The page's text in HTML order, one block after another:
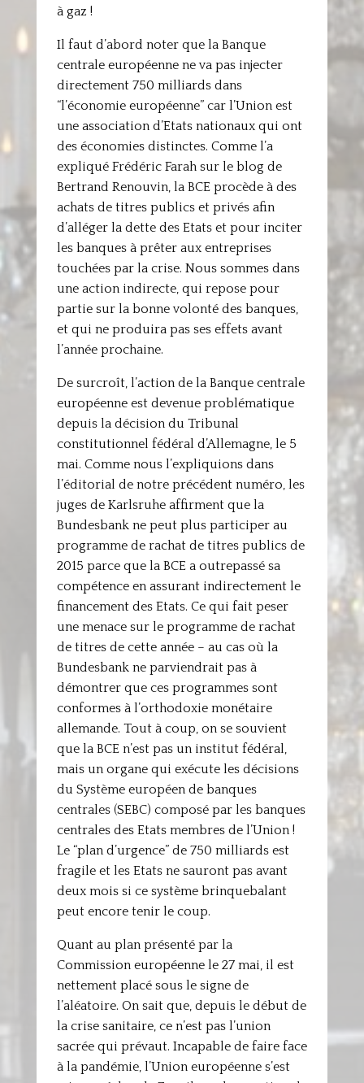
à gaz !
Il faut d’abord noter que la Banque
centrale européenne ne va pas injecter
directement 750 milliards dans
“l’économie européenne” car l’Union est
une association d’Etats nationaux qui ont
des économies distinctes. Comme l’a
expliqué Frédéric Farah sur le blog de
Bertrand Renouvin, la BCE procède à des
achats de titres publics et privés afin
d’alléger la dette des Etats et pour inciter
les banques à prêter aux entreprises
touchées par la crise. Nous sommes dans
une action indirecte, qui repose pour
partie sur la bonne volonté des banques,
et qui ne produira pas ses effets avant
l’année prochaine.
De surcroît, l’action de la Banque centrale
européenne est devenue problématique
depuis la décision du Tribunal
constitutionnel fédéral d’Allemagne, le 5
mai. Comme nous l’expliquions dans
l’éditorial de notre précédent numéro, les
juges de Karlsruhe affirment que la
Bundesbank ne peut plus participer au
programme de rachat de titres publics de
2015 parce que la BCE a outrepassé sa
compétence en assurant indirectement le
financement des Etats. Ce qui fait peser
une menace sur le programme de rachat
de titres de cette année – au cas où la
Bundesbank ne parviendrait pas à
démontrer que ces programmes sont
conformes à l’orthodoxie monétaire
allemande. Tout à coup, on se souvient
que la BCE n’est pas un institut fédéral,
mais un organe qui exécute les décisions
du Système européen de banques
centrales (SEBC) composé par les banques
centrales des Etats membres de l’Union !
Le “plan d’urgence” de 750 milliards est
fragile et les Etats ne sauront pas avant
deux mois si ce système brinquebalant
peut encore tenir le coup.
Quant au plan présenté par la
Commission européenne le 27 mai, il est
nettement placé sous le signe de
l’aléatoire. On sait que, depuis le début de
la crise sanitaire, ce n’est pas l’union
sacrée qui prévaut. Incapable de faire face
à la pandémie, l’Union européenne s’est